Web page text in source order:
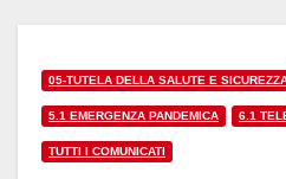
05-TUTELA DELLA SALUTE E
5.1 EMERGENZA PANDEMICA 6.1
TUTTI I COMUNICATI